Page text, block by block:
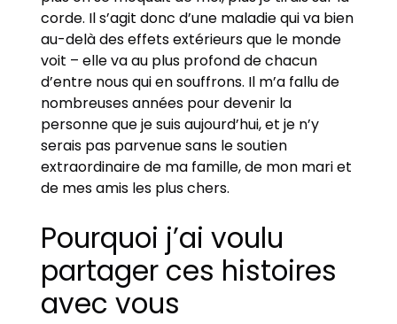
corde. Il s’agit donc d’une maladie qui va bien
au-delà des effets extérieurs que le monde
voit – elle va au plus profond de chacun
d’entre nous qui en souffrons. Il m’a fallu de
nombreuses années pour devenir la
personne que je suis aujourd’hui, et je n’y
serais pas parvenue sans le soutien
extraordinaire de ma famille, de mon mari et
de mes amis les plus chers.
Pourquoi j’ai voulu
partager ces histoires
avec vous